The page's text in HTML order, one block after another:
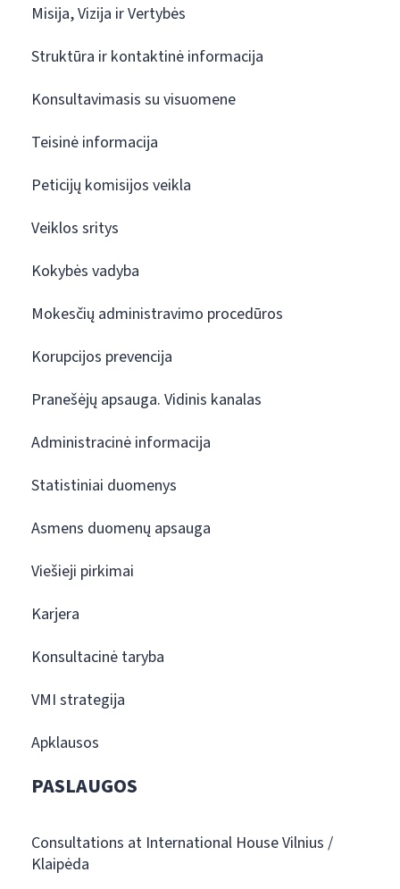
Misija, Vizija ir Vertybės
Struktūra ir kontaktinė informacija
Konsultavimasis su visuomene
Teisinė informacija
Peticijų komisijos veikla
Veiklos sritys
Kokybės vadyba
Mokesčių administravimo procedūros
Korupcijos prevencija
Pranešėjų apsauga. Vidinis kanalas
Administracinė informacija
Statistiniai duomenys
Asmens duomenų apsauga
Viešieji pirkimai
Karjera
Konsultacinė taryba
VMI strategija
Apklausos
PASLAUGOS
Consultations at International House Vilnius /
Klaipėda